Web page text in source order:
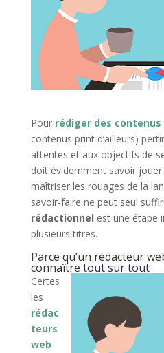
Pour rédiger des contenus
contenus print d’ailleurs)
attentes et aux objectifs de
doit évidemment savoir
maîtriser les rouages de la
savoir-faire ne peut seul
rédactionnel est une étape
plusieurs titres.
Parce qu’un rédacteur
connaître tout sur tout
Certes
les
rédac
teurs
web